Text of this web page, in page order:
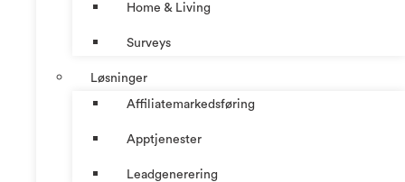
Home & Living
Surveys
Løsninger
Affiliatemarkedsføring
Apptjenester
Leadgenerering